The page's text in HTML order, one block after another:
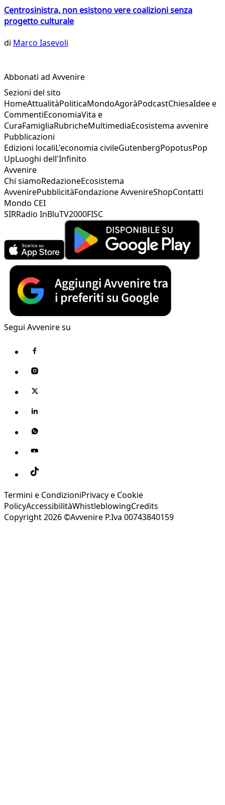
Centrosinistra, non esistono vere coalizioni senza
progetto culturale
di Marco Iasevoli
Abbonati ad Avvenire
Sezioni del sito
HomeAttualitàPoliticaMondoAgoràPodcastChiesaIdee e
CommentiEconomiaVita e
CuraFamigliaRubricheMultimediaEcosistema avvenire
Pubblicazioni
Edizioni localiL'economia civileGutenbergPopotusPop
UpLuoghi dell'Infinito
Avvenire
Chi siamoRedazioneEcosistema
AvvenirePubblicitàFondazione AvvenireShopContatti
Mondo CEI
SIRRadio InBluTV2000FISC
Segui Avvenire su
Termini e CondizioniPrivacy e Cookie
PolicyAccessibilitàWhistleblowingCredits
Copyright 2026 ©Avvenire P.Iva 00743840159